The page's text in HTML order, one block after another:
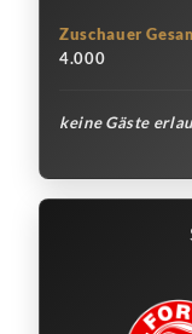
Zuschauer
4.000
keine Gäste